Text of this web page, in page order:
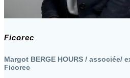
Ficorec
Margot BERGE HOURS / associée/
Ficorec